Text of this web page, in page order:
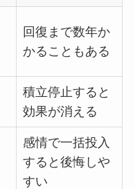
回復まで数年か
かることもある
積立停止すると
効果が消える
感情で一括投入
すると後悔しや
すい